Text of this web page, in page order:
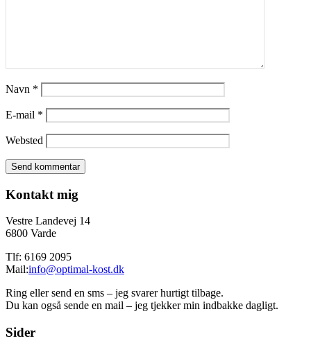
Navn *
E-mail *
Websted
Kontakt mig
Vestre Landevej 14
6800 Varde
Tlf: 6169 2095
Mail:info@optimal-kost.dk
Ring eller send en sms – jeg svarer hurtigt tilbage.
Du kan også sende en mail – jeg tjekker min indbakke dagligt.
Sider